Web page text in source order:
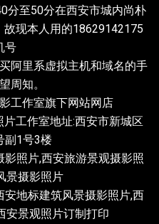
分至50分在西安市城内尚朴
现本人用的18629142175
号
阿里系虚拟主机和域名的手
周知。
工作室旗下网站网店
工作室地址:西安市新城区
副1号3楼
照片,西安旅游景观摄影照
景摄影照片
地标建筑风景摄影照片,西
安景观照片订制打印